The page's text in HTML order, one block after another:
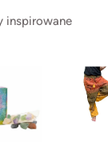
inspirowane